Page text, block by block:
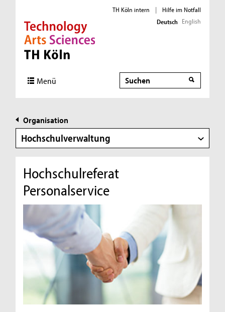
Direkt zur Hauptnavigation
Direkt zur Subnavigation
Direkt zum Inhalt
Direkt zum Fußbereich
TH Köln intern |
Hilfe im Notfall
Deutsch English
Menü Suche
Organisation
Hochschulverwaltung
Hochschulreferat
Personalservice